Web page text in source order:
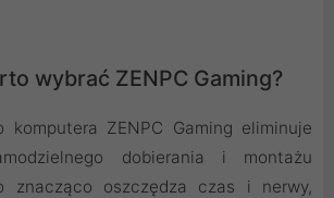
wybrać ZENPC Gaming?
komputera ZENPC Gaming eliminuje
dobierania i montażu
znacząco oszczędza czas i nerwy,